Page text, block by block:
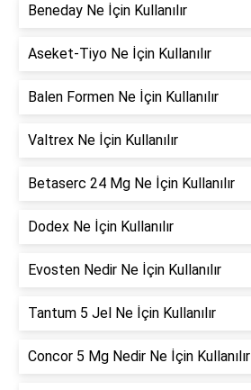
Beneday Ne İçin Kullanılır
Aseket-Tiyo Ne İçin Kullanılır
Balen Formen Ne İçin Kullanılır
Valtrex Ne İçin Kullanılır
Betaserc 24 Mg Ne İçin Kullanılır
Dodex Ne İçin Kullanılır
Evosten Nedir Ne İçin Kullanılır
Tantum 5 Jel Ne İçin Kullanılır
Concor 5 Mg Nedir Ne İçin Kullanılır